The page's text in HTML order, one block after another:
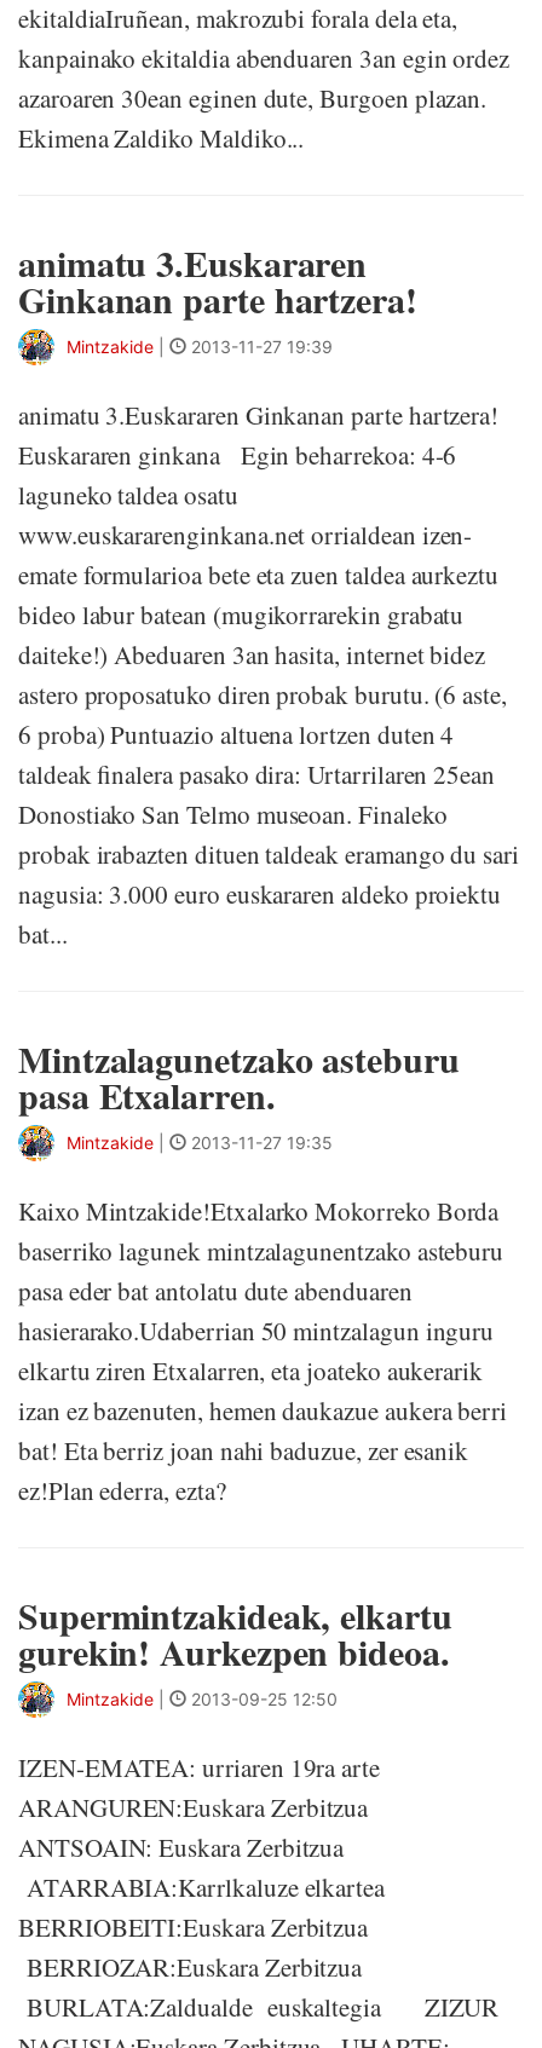
ekitaldiaIruñean, makrozubi forala dela eta,
kanpainako ekitaldia abenduaren 3an egin ordez
azaroaren 30ean eginen dute, Burgoen plazan.
Ekimena Zaldiko Maldiko...
animatu 3.Euskararen
Ginkanan parte hartzera!
Mintzakide 2013-11-27 19:39
animatu 3.Euskararen Ginkanan parte hartzera!
Euskararen ginkana Egin beharrekoa: 4-6
laguneko taldea osatu
www.euskararenginkana.net orrialdean izen-
emate formularioa bete eta zuen taldea aurkeztu
bideo labur batean (mugikorrarekin grabatu
daiteke!) Abeduaren 3an hasita, internet bidez
astero proposatuko diren probak burutu. (6 aste,
6 proba) Puntuazio altuena lortzen duten 4
taldeak finalera pasako dira: Urtarrilaren 25ean
Donostiako San Telmo museoan. Finaleko
probak irabazten dituen taldeak eramango du sari
nagusia: 3.000 euro euskararen aldeko proiektu
bat...
Mintzalagunetzako asteburu
pasa Etxalarren.
Mintzakide 2013-11-27 19:35
Kaixo Mintzakide!Etxalarko Mokorreko Borda
baserriko lagunek mintzalagunentzako asteburu
pasa eder bat antolatu dute abenduaren
hasierarako.Udaberrian 50 mintzalagun inguru
elkartu ziren Etxalarren, eta joateko aukerarik
izan ez bazenuten, hemen daukazue aukera berri
bat! Eta berriz joan nahi baduzue, zer esanik
ez!Plan ederra, ezta?
Supermintzakideak, elkartu
gurekin! Aurkezpen bideoa.
Mintzakide 2013-09-25 12:50
IZEN-EMATEA: urriaren 19ra arte
ARANGUREN:Euskara Zerbitzua
ANTSOAIN: Euskara Zerbitzua
ATARRABIA:Karrlkaluze elkartea
BERRIOBEITI:Euskara Zerbitzua
BERRIOZAR:Euskara Zerbitzua
BURLATA:Zaldualde euskaltegia ZIZUR